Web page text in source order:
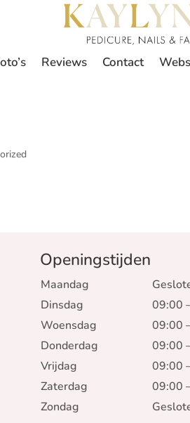
Reviews Contact
Openingstijden
Maandag
Dinsdag
09:00
Woensdag
09:00
Donderdag
09:00
Vrijdag
09:00
Zaterdag
09:00
Zondag